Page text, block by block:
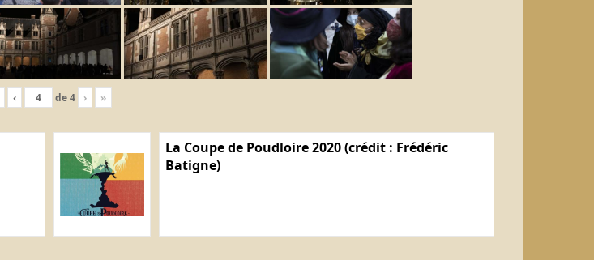
‹ de4 › »
La Coupe de Poudloire 2020 (crédit : Frédéric
Batigne)